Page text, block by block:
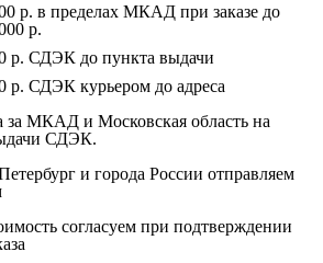
р. в пределах МКАД при заказе до
р.
р. СДЭК до пункта выдачи
р. СДЭК курьером до адреса
за МКАД и Московская область на
СДЭК.
и города России отправляем
согласуем при подтверждении